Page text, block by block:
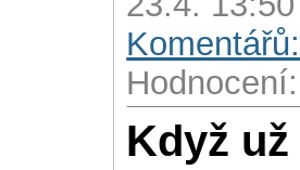
Když